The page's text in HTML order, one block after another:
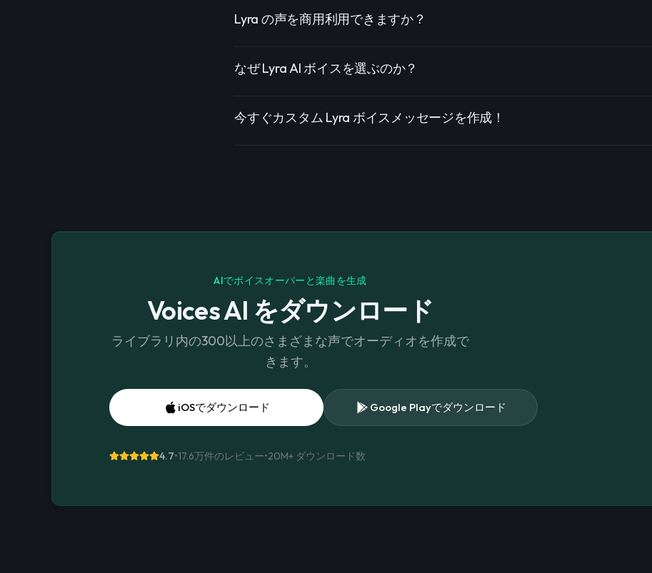
Lyra の声を商用利用できますか？
なぜ Lyra AI ボイスを選ぶのか？
今すぐカスタム Lyra ボイスメッセージを作成！
AIでボイスオーバーと楽曲を生成
Voices AI をダウンロード
ライブラリ内の300以上のさまざまな声でオーディオを作成で
きます。
iOSでダウンロード Google Playでダウンロード
4.7•17.6万件のレビュー•20M+ ダウンロード数